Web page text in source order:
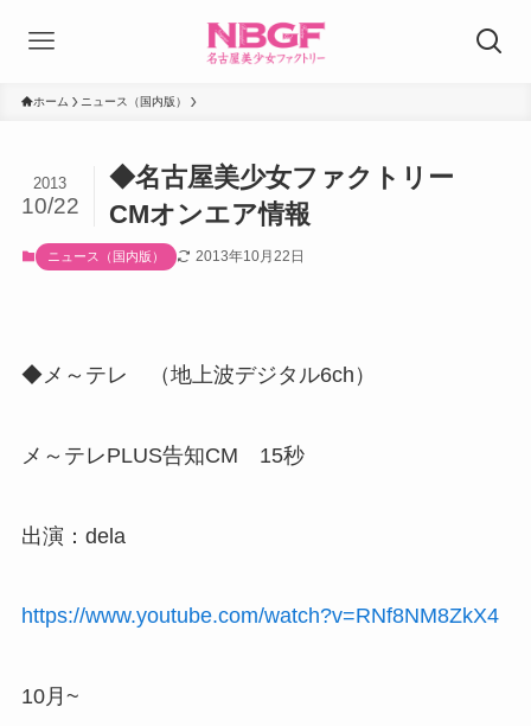
ホーム ニュース（国内版）
◆名古屋美少女ファクトリー
CMオンエア情報
2013
10/22
ニュース（国内版） 2013年10月22日
◆メ～テレ （地上波デジタル6ch）
メ～テレPLUS告知CM 15秒
出演：dela
https://www.youtube.com/watch?v=RNf8NM8ZkX4
10月~